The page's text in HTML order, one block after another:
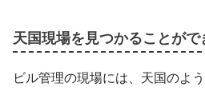
天国現場を見つかることが
ビル管理の現場には、天国のよ